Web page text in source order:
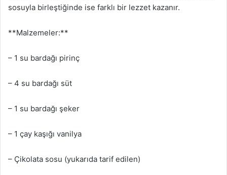
sosuyla birleştiğinde ise farklı bir lezzet kazanır.
**Malzemeler:**
– 1 su bardağı pirinç
– 4 su bardağı süt
– 1 su bardağı şeker
– 1 çay kaşığı vanilya
– Çikolata sosu (yukarıda tarif edilen)